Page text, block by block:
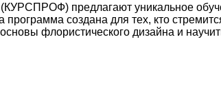
(КУРСПРОФ) предлагают уникальное
создана для тех, кто
флористического дизайна и